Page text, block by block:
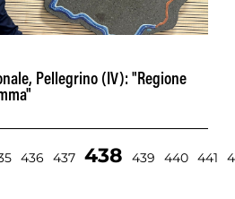
Pellegrino (IV): "Regione
436 437 438 439 440 441